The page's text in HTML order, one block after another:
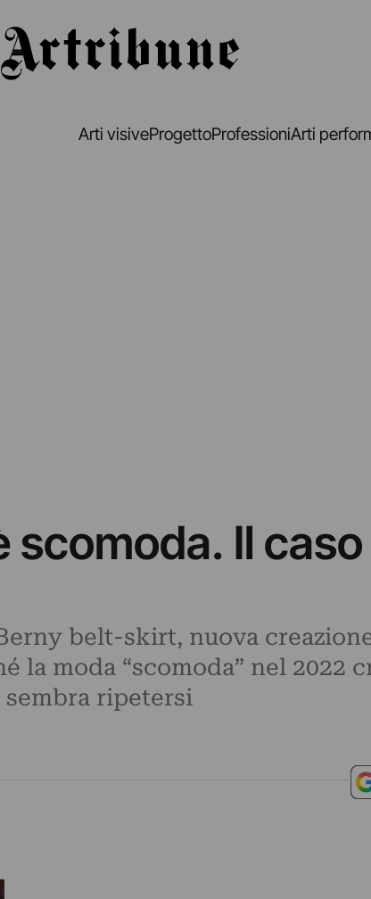
Arti visiveProgettoProfessioniArti
scomoda. Il
belt-skirt, nuova
la moda “scomoda” nel 2022
ripetersi